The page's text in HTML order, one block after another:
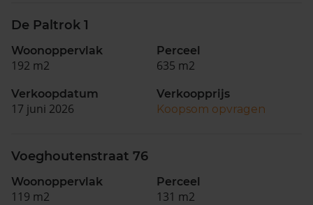
De Paltrok 1
Woonoppervlak
192 m2
Perceel
635 m2
Verkoopdatum
17 juni 2026
Verkoopprijs
Koopsom opvragen
Voeghoutenstraat 76
Woonoppervlak
119 m2
Perceel
131 m2